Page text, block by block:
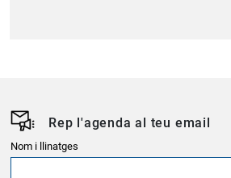
Rep l'agenda al teu email
Nom i llinatges